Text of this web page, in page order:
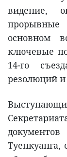
видение,
основном
ключевые
14-го
резолюций
Туенкуанга,